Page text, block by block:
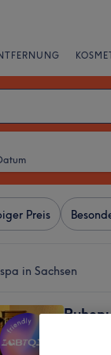
Preis
in Sachsen